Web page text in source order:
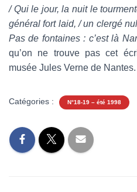
/ Qui le jour, la nuit le
général fort laid, / un clergé
Pas de fontaines : c’est là
qu’on ne trouve pas cet
musée Jules Verne de Nantes.
Catégories : N°18-19 – été 1998